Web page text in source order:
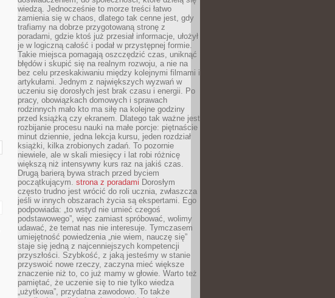
wiedzą. Jednocześnie to morze treści łatwo
zamienia się w chaos, dlatego tak cenne jest, gdy
trafiamy na dobrze przygotowaną stronę z
poradami, gdzie ktoś już przesiał informacje, ułożył
je w logiczną całość i podał w przystępnej formie.
Takie miejsca pomagają oszczędzić czas, uniknąć
błędów i skupić się na realnym rozwoju, a nie na
bez celu przeskakiwaniu między kolejnymi filmami i
artykułami. Jednym z największych wyzwań w
uczeniu się dorosłych jest brak czasu i energii. Po
pracy, obowiązkach domowych i sprawach
rodzinnych mało kto ma siłę na kolejne godziny
przed książką czy ekranem. Dlatego tak ważne jest
rozbijanie procesu nauki na małe porcje: piętnaście
minut dziennie, jedna lekcja kursu, jeden rozdział
książki, kilka zrobionych zadań. To pozornie
niewiele, ale w skali miesięcy i lat robi różnicę
większą niż intensywny kurs raz na jakiś czas.
Drugą barierą bywa strach przed byciem
początkującym. strona z poradami Dorosłym
często trudno jest wrócić do roli ucznia, zwłaszcza
jeśli w innych obszarach życia są ekspertami. Ego
podpowiada: „to wstyd nie umieć czegoś
podstawowego”, więc zamiast spróbować, wolimy
udawać, że temat nas nie interesuje. Tymczasem
umiejętność powiedzenia „nie wiem, nauczę się”
staje się jedną z najcenniejszych kompetencji
przyszłości. Szybkość, z jaką jesteśmy w stanie
przyswoić nowe rzeczy, zaczyna mieć większe
znaczenie niż to, co już mamy w głowie. Warto też
pamiętać, że uczenie się to nie tylko wiedza
„użytkowa”, przydatna zawodowo. To także